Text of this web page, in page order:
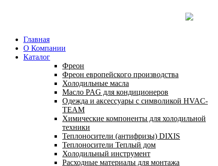
Главная
О Компании
Каталог
Фреон
Фреон европейского производства
Холодильные масла
Масло PAG для кондиционеров
Одежда и аксессуары с символикой HVAC-
TEAM
Химические компоненты для холодильной
техники
Теплоносители (антифризы) DIXIS
Теплоносители Теплый дом
Холодильный инструмент
Расходные материалы для монтажа